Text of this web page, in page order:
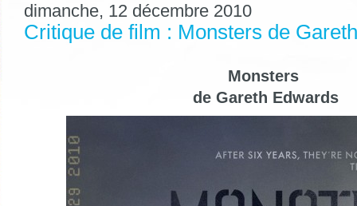
dimanche, 12 décembre 2010
Critique de film : Monsters de
Monsters
de Gareth Edwards